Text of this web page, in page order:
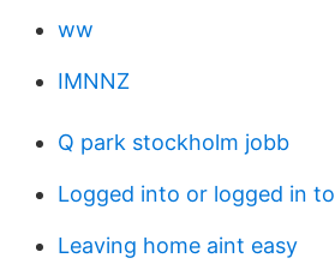
ww
IMNNZ
Q park stockholm jobb
Logged into or logged in to
Leaving home aint easy